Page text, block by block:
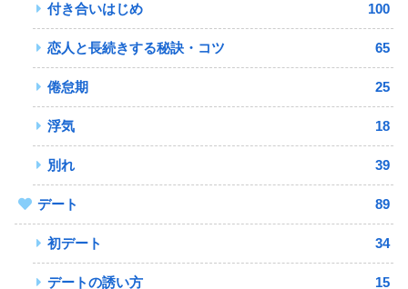
付き合いはじめ 100
恋人と長続きする秘訣・コツ 65
倦怠期 25
浮気 18
別れ 39
デート 89
初デート 34
デートの誘い方 15